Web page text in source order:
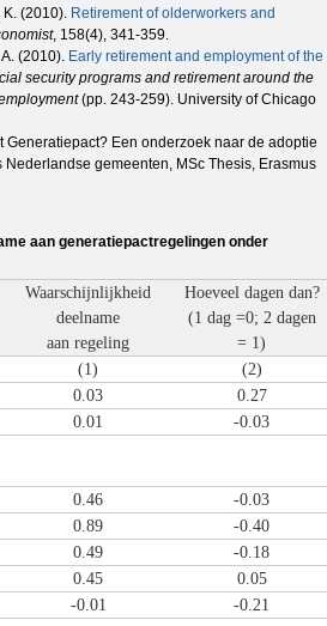
K. (2010). Retirement of olderworkers and
, 158(4), 341-359.
(2010). Early retirement and employment of the
security programs and retirement around the
(pp. 243-259). University of Chicago
Generatiepact? Een onderzoek naar de adoptie
gemeenten, MSc Thesis, Erasmus
aan generatiepactregelingen onder
Waarschijnlijkheid
deelname
aan regeling
Hoeveel dagen dan?
(1 dag =0; 2 dagen
= 1)
(1)
(2)
0.03
0.27
0.01
-0.03
0.46
-0.03
0.89
-0.40
0.49
-0.18
0.45
0.05
-0.01
-0.21